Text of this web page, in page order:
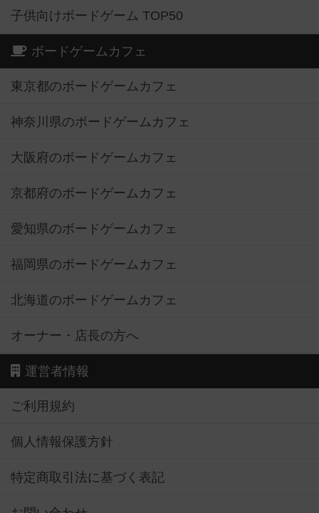
子供向けボードゲーム TOP50
ボードゲームカフェ
東京都のボードゲームカフェ
神奈川県のボードゲームカフェ
大阪府のボードゲームカフェ
京都府のボードゲームカフェ
愛知県のボードゲームカフェ
福岡県のボードゲームカフェ
北海道のボードゲームカフェ
オーナー・店長の方へ
運営者情報
ご利用規約
個人情報保護方針
特定商取引法に基づく表記